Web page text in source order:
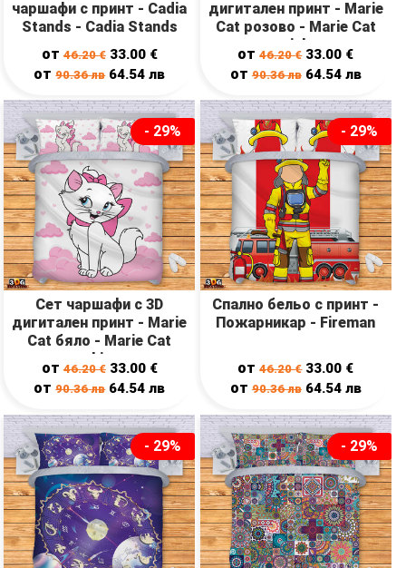
чаршафи с принт - Cadia
Stands - Cadia Stands
от46.20€ 33.00 €
от90.36лв 64.54лв
дигитален принт - Marie
Cat розово - Marie Cat
pink
от46.20€ 33.00 €
от 90.36лв 64.54 лв
- 29%
Сет чаршафи с 3D
дигитален принт - Marie
Cat бяло - Marie Cat
white
от46.20€ 33.00 €
от90.36лв 64.54лв
- 29%
Спално бельо с принт -
Пожарникар - Fireman
от46.20€ 33.00 €
от 90.36лв 64.54 лв
- 29% - 29%